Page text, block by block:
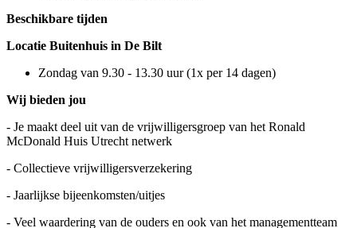
Beschikbare tijden
Locatie Buitenhuis in De Bilt
Zondag van 9.30 - 13.30 uur (1x per 14 dagen)
Wij bieden jou
- Je maakt deel uit van de vrijwilligersgroep van het Ronald
McDonald Huis Utrecht netwerk
- Collectieve vrijwilligersverzekering
- Jaarlijkse bijeenkomsten/uitjes
- Veel waardering van de ouders en ook van het managementteam